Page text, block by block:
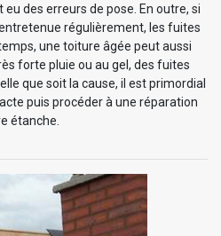
eu des erreurs de pose. En outre, si
régulièrement, les fuites
une toiture âgée peut aussi
forte pluie ou au gel, des fuites
que soit la cause, il est primordial
puis procéder à une réparation
étanche.